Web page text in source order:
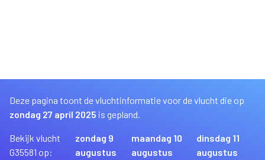
Deze pagina toont de vluchtinformatie voor de vlucht die op
zondag 27 april 2025 is gepland.
Bekijk vlucht
G35581 op:
zondag 9
augustus
maandag 10
augustus
dinsdag 11
augustus